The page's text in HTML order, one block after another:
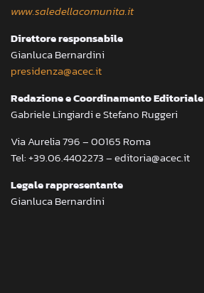
www.saledellacomunita.it
Direttore responsabile
Gianluca Bernardini
presidenza@acec.it
Redazione e Coordinamento Editoriale
Gabriele Lingiardi e Stefano Ruggeri
Via Aurelia 796 – 00165 Roma
Tel: +39.06.4402273 – editoria@acec.it
Legale rappresentante
Gianluca Bernardini